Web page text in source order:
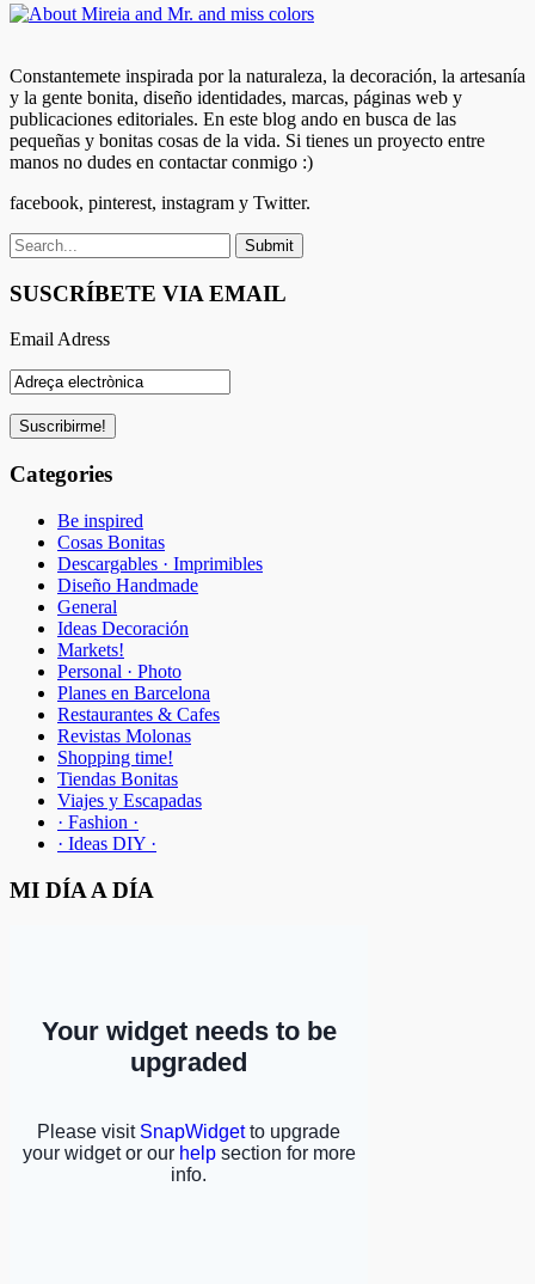
Constantemete inspirada por la naturaleza, la decoración, la artesanía
y la gente bonita, diseño identidades, marcas, páginas web y
publicaciones editoriales. En este blog ando en busca de las
pequeñas y bonitas cosas de la vida. Si tienes un proyecto entre
manos no dudes en contactar conmigo :)
facebook, pinterest, instagram y Twitter.
SUSCRÍBETE VIA EMAIL
Email Adress
Categories
Be inspired
Cosas Bonitas
Descargables · Imprimibles
Diseño Handmade
General
Ideas Decoración
Markets!
Personal · Photo
Planes en Barcelona
Restaurantes & Cafes
Revistas Molonas
Shopping time!
Tiendas Bonitas
Viajes y Escapadas
· Fashion ·
· Ideas DIY ·
MI DÍA A DÍA